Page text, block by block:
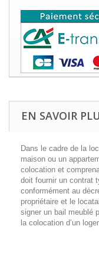
EN SAVOIR
Dans le cadre de la
maison ou un
colocation et
doit fournir un contrat
conformément au
propriétaire et le
signer un bail meublé
la colocation d’un